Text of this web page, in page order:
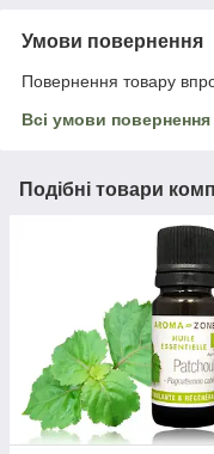
Умови повернення
Повернення товару
Всі умови повернення
Подібні товари